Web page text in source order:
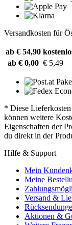
Versandkosten für
ab € 54,90
ab € 0,00 € 5,49
* Diese
können weitere
Eigenschaften der
du direkt in der
Hilfe & Support
Mein
Meine
Versand &
Aktionen &